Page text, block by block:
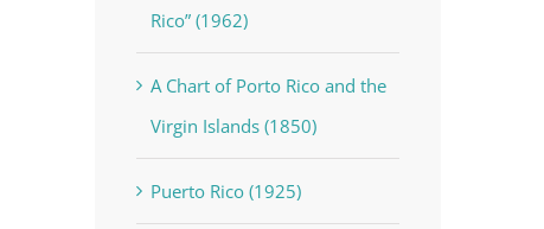
Rico” (1962)
A Chart of Porto Rico and the
Virgin Islands (1850)
Puerto Rico (1925)